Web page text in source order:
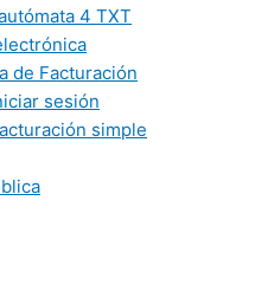
4 TXT
de Facturación
sesión
simple